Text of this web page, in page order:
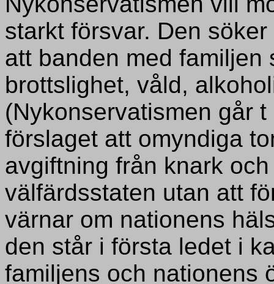
starkt försvar. Den
att banden med familjen
brottslighet, våld,
(Nykonservatismen går
förslaget att omyndiga
avgiftning från knark
välfärdsstaten utan att
värnar om nationens
den står i första ledet i
familjens och nationens